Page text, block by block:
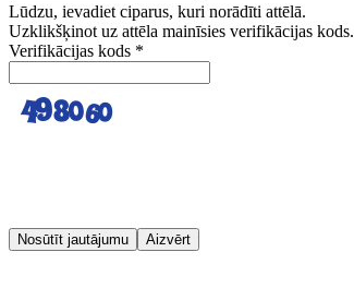
Lūdzu, ievadiet ciparus, kuri norādīti attēlā.
Uzklikšķinot uz attēla mainīsies verifikācijas kods.
Verifikācijas kods *
Nosūtīt jautājumu Aizvērt